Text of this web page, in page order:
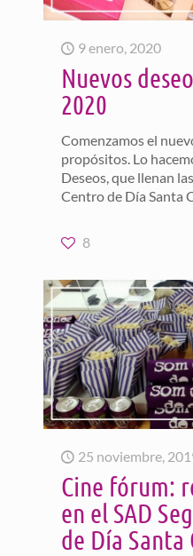
9 enero, 2020
Nuevos
2020
Comenzamos el
propósitos. Lo
Deseos, que llenan
Centro de Día Santa
8
25 noviembre,
Cine fórum:
en el SAD
de Día Santa